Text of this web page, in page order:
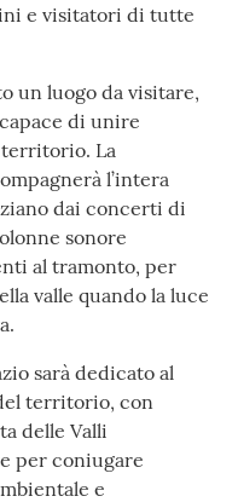
e visitatori di tutte
un luogo da visitare,
di unire
La
l’intera
dai concerti di
sonore
al tramonto, per
valle quando la luce
sarà dedicato al
territorio, con
delle Valli
per coniugare
e